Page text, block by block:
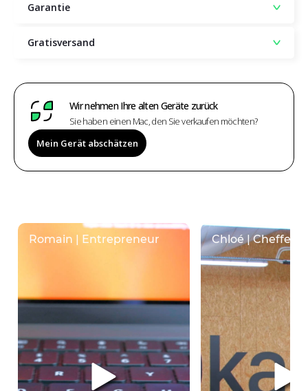
Garantie
Gratisversand
Wir nehmen Ihre alten Geräte zurück
Sie haben einen Mac, den Sie verkaufen möchten?
Mein Gerät abschätzen